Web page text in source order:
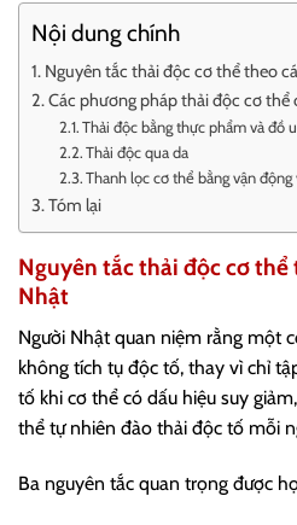
Nội dung chính
Nguyên tắc thải độc cơ thể theo
Các phương pháp thải độc cơ thể
Thải độc bằng thực phẩm và đồ
Thải độc qua da
Thanh lọc cơ thể bằng vận
Tóm lại
Nguyên tắc thải độc cơ thể
Nhật
Người Nhật quan niệm rằng một
không tích tụ độc tố, thay vì chỉ
tố khi cơ thể có dấu hiệu suy
thể tự nhiên đào thải độc tố mỗi
Ba nguyên tắc quan trọng được